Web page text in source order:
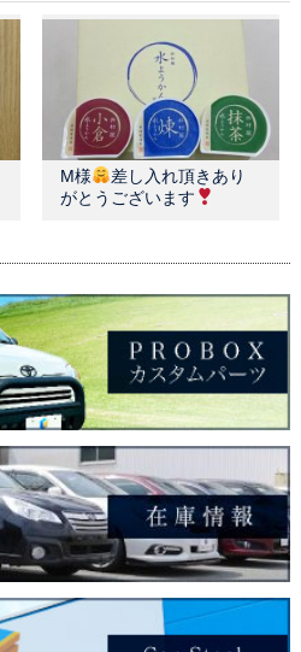
M様
差し入れ頂きあり
がとうございます